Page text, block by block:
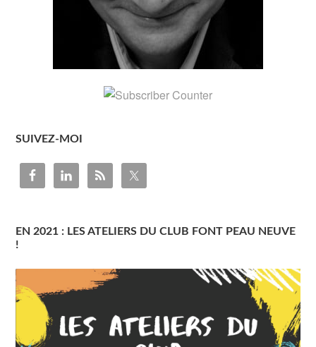
SUIVEZ-MOI
EN 2021 : LES ATELIERS DU CLUB FONT PEAU NEUVE
!